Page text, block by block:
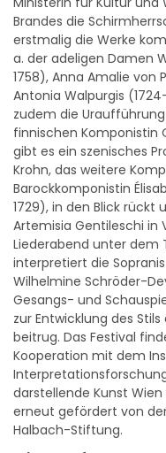
Brandes die
erstmalig die Werke
a. der adeligen Damen
1758), Anna Amalie von
Antonia Walpurgis
zudem die
finnischen Komponistin
gibt es ein szenisches
Krohn, das weitere
Barockkomponistin
1729), in den Blick rückt
Artemisia Gentileschi in
Liederabend unter dem
interpretiert die
Wilhelmine Schröder-
Gesangs- und
zur Entwicklung des
beitrug. Das Festival
Kooperation mit dem
darstellende Kunst
erneut gefördert von
Halbach-Stiftung.